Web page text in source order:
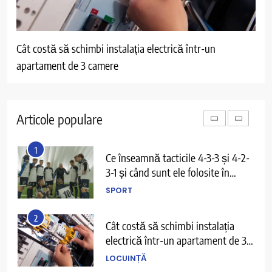
Cât costă să schimbi instalația electrică într-un
apartament de 3 camere
Articole populare
5
De ce apare senzația de greață
SĂNĂTATE
1
Ce înseamnă tacticile 4-3-3 și 4-2-
3-1 și când sunt ele folosite în
fotbal?
SPORT
2
Cât costă să schimbi instalația
electrică într-un apartament de 3
camere
LOCUINȚĂ